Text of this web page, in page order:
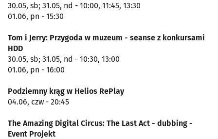
30.05, sb; 31.05, nd - 10:00, 11:45, 13:30
01.06, pn - 15:30
Tom i Jerry: Przygoda w muzeum - seanse z konkursami
HDD
30.05, sb; 31.05, nd - 10:30, 13:00
01.06, pn - 16:00
Podziemny krąg w Helios RePlay
04.06, czw - 20:45
The Amazing Digital Circus: The Last Act - dubbing -
Event Projekt